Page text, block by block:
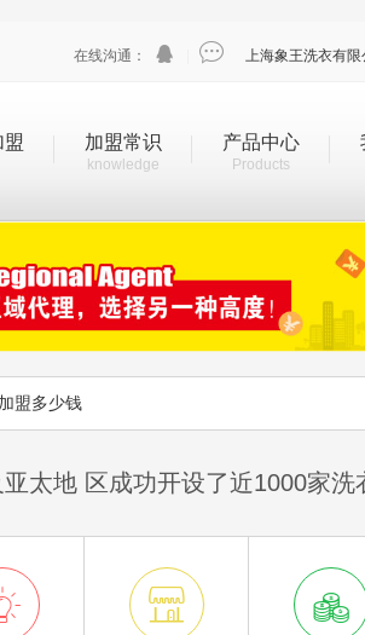
在线沟通：   上海象王洗衣有限
加盟常识
knowledge
产品中心
Products
盟多少钱
太地 区成功开设了近1000家洗
 